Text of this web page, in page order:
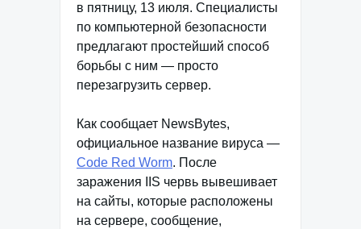
в пятницу, 13 июля. Специалисты
по компьютерной безопасности
предлагают простейший способ
борьбы с ним — просто
перезагрузить сервер.
Как сообщает NewsBytes,
официальное название вируса —
Code Red Worm. После
заражения IIS червь вывешивает
на сайты, которые расположены
на сервере, сообщение,